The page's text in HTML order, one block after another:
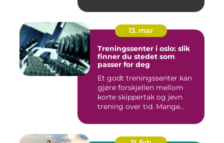
13. mar
Treningssenter i oslo: slik
finner du stedet som
passer for deg
Et godt treningssenter kan
gjøre forskjellen mellom
korte skippertak og jevn
trening over tid. Mange...